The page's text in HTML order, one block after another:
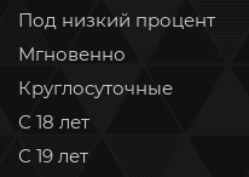
Под низкий процент
Мгновенно
Круглосуточные
С 18 лет
С 19 лет